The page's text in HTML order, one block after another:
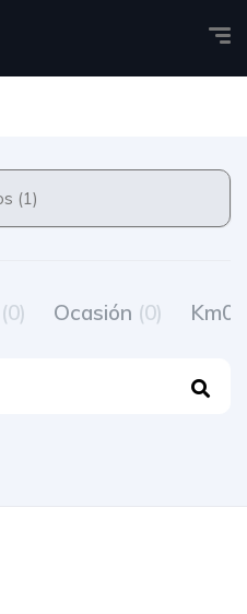
Filtros (1)
(0) Ocasión (0) Km0